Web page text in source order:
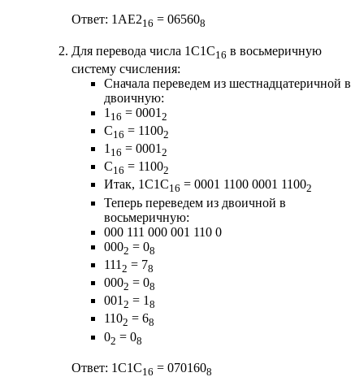
Ответ: 1AE216 = 065608
Для перевода числа 1C1C16 в восьмеричную
систему счисления:
Сначала переведем из шестнадцатеричной в
двоичную:
1 16 = 0001 2
C16 = 11002
1 16 = 0001 2
C16 = 11002
Итак, 1C1C16 = 0001 1100 0001 11002
Теперь переведем из двоичной в
восьмеричную:
000 111 000 001 110 0
0002 = 08
111 2 = 78
0002 = 08
001 2 = 1 8
1102 = 68
02 = 08
Ответ: 1C1C16 = 0701608